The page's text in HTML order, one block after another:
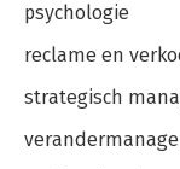
psychologie
reclame en
strategisch